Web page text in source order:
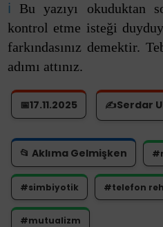
ℹ Bu yazıyı okuduktan
kontrol etme isteği
farkındasınız demektir.
adımı attınız.
📅17.11.2025 ✍️Serdar
📂 Aklıma Gelmişken
#simbiyotik #telefon
#mutualizm